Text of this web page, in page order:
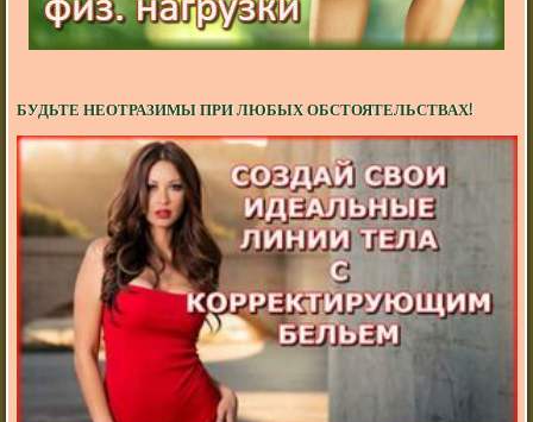
БУДЬТЕ НЕОТРАЗИМЫ ПРИ ЛЮБЫХ ОБСТОЯТЕЛЬСТВАХ!